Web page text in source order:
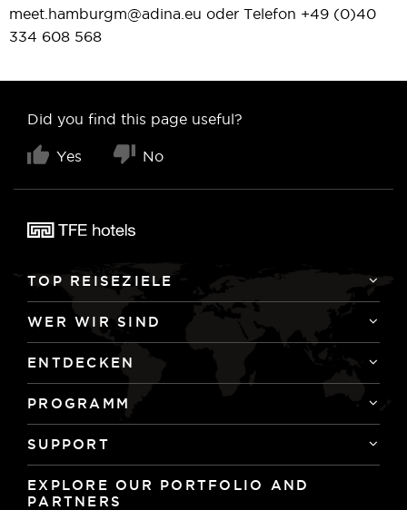
meet.hamburgm@adina.eu oder Telefon +49 (0)40
334 608 568
Did you find this page useful?
Yes No
TOP REISEZIELE
WER WIR SIND
ENTDECKEN
PROGRAMM
SUPPORT
EXPLORE OUR PORTFOLIO AND
PARTNERS